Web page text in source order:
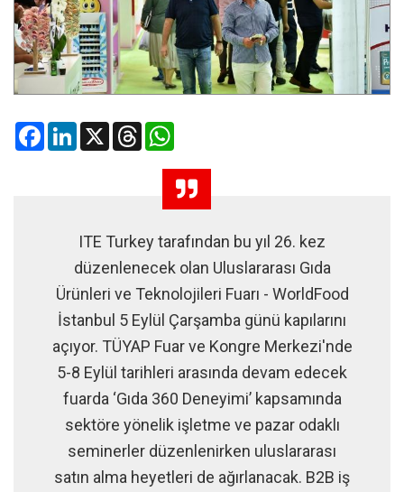
FacebookLinkedIn
X Threads
ITE Turkey tarafından bu yıl 26. kez
düzenlenecek olan Uluslararası Gıda
Ürünleri ve Teknolojileri Fuarı - WorldFood
İstanbul 5 Eylül Çarşamba günü kapılarını
açıyor. TÜYAP Fuar ve Kongre Merkezi'nde
5-8 Eylül tarihleri arasında devam edecek
fuarda ‘Gıda 360 Deneyimi’ kapsamında
sektöre yönelik işletme ve pazar odaklı
seminerler düzenlenirken uluslararası
satın alma heyetleri de ağırlanacak. B2B iş